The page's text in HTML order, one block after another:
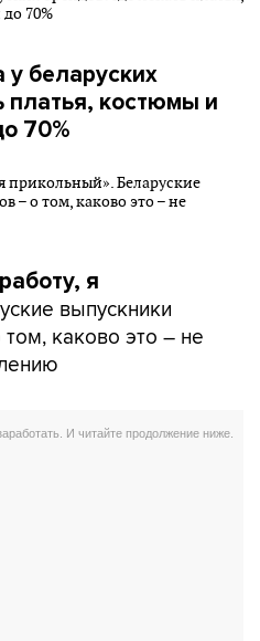
беларуских
платья, костюмы и
70%
я
выпускники
каково это – не